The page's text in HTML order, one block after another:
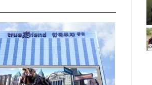
초보자도 반할 반전 매력”